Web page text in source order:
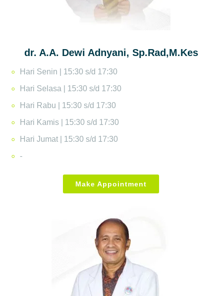
dr. A.A. Dewi Adnyani, Sp.Rad,M.Kes
Hari Senin | 15:30 s/d 17:30
Hari Selasa | 15:30 s/d 17:30
Hari Rabu | 15:30 s/d 17:30
Hari Kamis | 15:30 s/d 17:30
Hari Jumat | 15:30 s/d 17:30
-
Make Appointment